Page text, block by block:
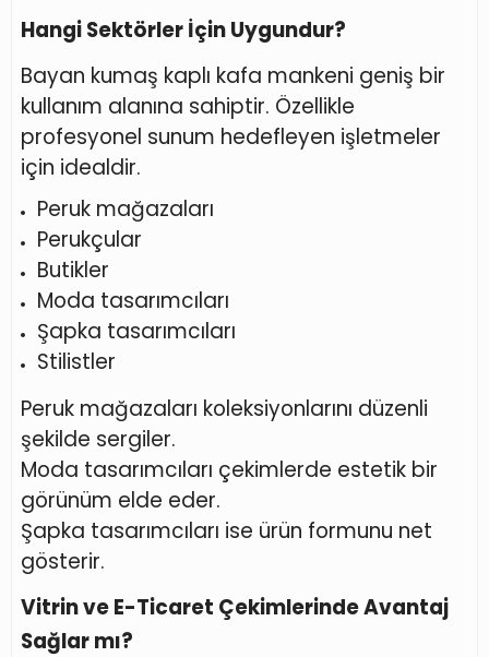
Hangi Sektörler İçin Uygundur?
Bayan kumaş kaplı kafa mankeni geniş bir
kullanım alanına sahiptir. Özellikle
profesyonel sunum hedefleyen işletmeler
için idealdir.
Peruk mağazaları
Perukçular
Butikler
Moda tasarımcıları
Şapka tasarımcıları
Stilistler
Peruk mağazaları koleksiyonlarını düzenli
şekilde sergiler.
Moda tasarımcıları çekimlerde estetik bir
görünüm elde eder.
Şapka tasarımcıları ise ürün formunu net
gösterir.
Vitrin ve E-Ticaret Çekimlerinde Avantaj
Sağlar mı?